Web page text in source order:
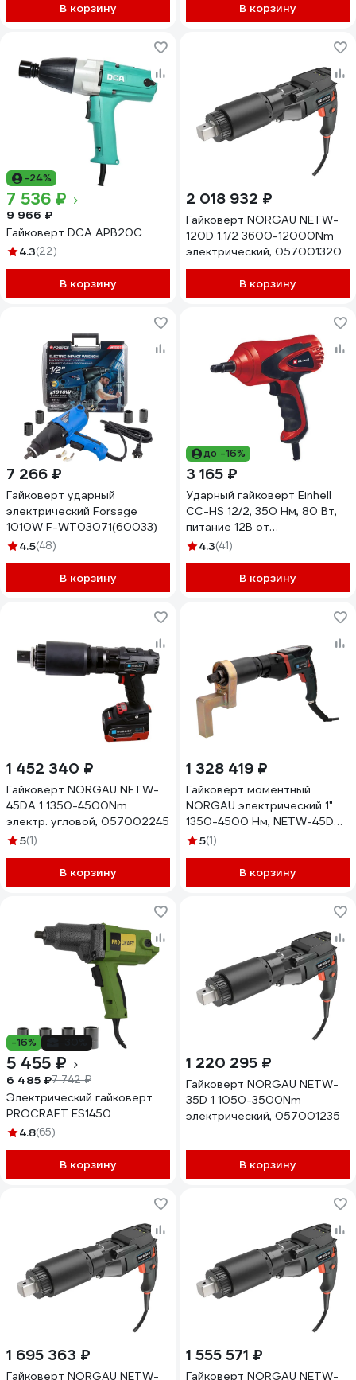
В корзину В корзину
-24%
7 536 ₽
9 966 ₽
Гайковерт DCA APB20C
4.3(22)
В корзину
2 018 932 ₽
Гайковерт NORGAU NETW-
120D 1.1/2 3600-12000Nm
электрический, 057001320
В корзину
7 266 ₽
Гайковерт ударный
электрический Forsage
1010W F-WT03071(60033)
4.5(48)
В корзину
до -16%
3 165 ₽
Ударный гайковерт Einhell
CC-HS 12/2, 350 Нм, 80 Вт,
питание 12В от
прикуривателя, 2 головки,
4.3(41)
В корзину
1 452 340 ₽
Гайковерт NORGAU NETW-
45DA 1 1350-4500Nm
электр. угловой, 057002245
5(1)
В корзину
1 328 419 ₽
Гайковерт моментный
NORGAU электрический 1"
1350-4500 Нм, NETW-45D
057001245
5(1)
В корзину
-16%
5 455 ₽
6 485 ₽7 742 ₽
Электрический гайковерт
PROCRAFT ES1450
4.8(65)
В корзину
1 220 295 ₽
Гайковерт NORGAU NETW-
35D 1 1050-3500Nm
электрический, 057001235
В корзину
1 695 363 ₽
Гайковерт NORGAU NETW-
1 555 571 ₽
Гайковерт NORGAU NETW-